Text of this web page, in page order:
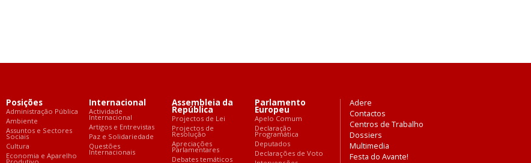
Posições
Administração Pública
Ambiente
Assuntos e Sectores
Sociais
Cultura
Economia e Aparelho
Internacional
Actividade
Internacional
Artigos e Entrevistas
Paz e Solidariedade
Questões
Internacionais
Assembleia da
República
Projectos de Lei
Projectos de
Resolução
Apreciações
Parlamentares
Debates temáticos
Parlamento
Europeu
Apelo Comum
Declaração
Programática
Deputados
Declarações de Voto
Adere
Contactos
Centros de Trabalho
Dossiers
Multimedia
Festa do Avante!